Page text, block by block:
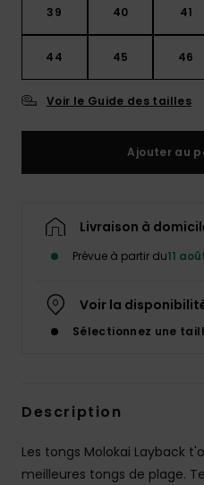
Consulter
la FAQ
39 40 41
44 45 46
Voir le Guide des tailles
Ajouter au
Livraison à
Prévue à partir du11
Voir la
Sélectionnez une
Description
Les tongs Molokai Layback
meilleures tongs de plage.